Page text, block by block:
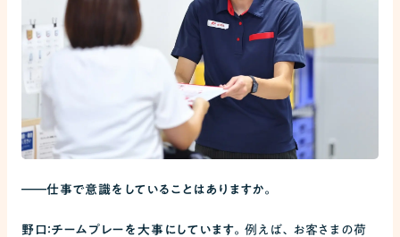
――仕事で意識をしていることはありますか。
野口：チームプレーを大事にしています。例えば、お客さまの荷